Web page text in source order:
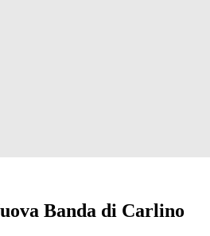
Banda di Carlino